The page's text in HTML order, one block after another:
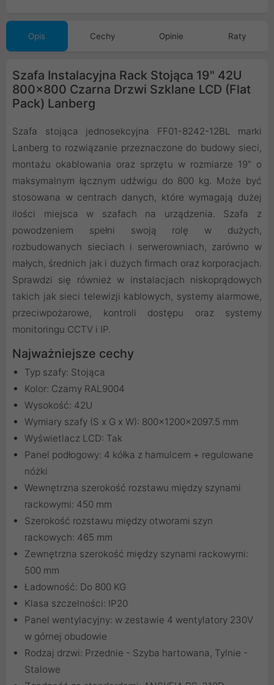
Opis Cechy Opinie Raty
Szafa Instalacyjna Rack Stojąca 19" 42U
800x800 Czarna Drzwi Szklane LCD (Flat
Pack) Lanberg
Szafa stojąca jednosekcyjna FF01-8242-12BL marki
Lanberg to rozwiązanie przeznaczone do budowy sieci,
montażu okablowania oraz sprzętu w rozmiarze 19" o
maksymalnym łącznym udźwigu do 800 kg. Może być
stosowana w centrach danych, które wymagają dużej
ilości miejsca w szafach na urządzenia. Szafa z
powodzeniem spełni swoją rolę w dużych,
rozbudowanych sieciach i serwerowniach, zarówno w
małych, średnich jak i dużych firmach oraz korporacjach.
Sprawdzi się również w instalacjach niskoprądowych
takich jak sieci telewizji kablowych, systemy alarmowe,
przeciwpożarowe, kontroli dostępu oraz systemy
monitoringu CCTV i IP.
Najważniejsze cechy
Typ szafy: Stojąca
Kolor: Czarny RAL9004
Wysokość: 42U
Wymiary szafy (S x G x W): 800x1200x2097.5 mm
Wyświetlacz LCD: Tak
Panel podłogowy: 4 kółka z hamulcem + regulowane
nóżki
Wewnętrzna szerokość rozstawu między szynami
rackowymi: 450 mm
Szerokość rozstawu między otworami szyn
rackowych: 465 mm
Zewnętrzna szerokość między szynami rackowymi:
500 mm
Ładowność: Do 800 KG
Klasa szczelności: IP20
Panel wentylacyjny: w zestawie 4 wentylatory 230V
w górnej obudowie
Rodzaj drzwi: Przednie - Szyba hartowana, Tylnie -
Stalowe